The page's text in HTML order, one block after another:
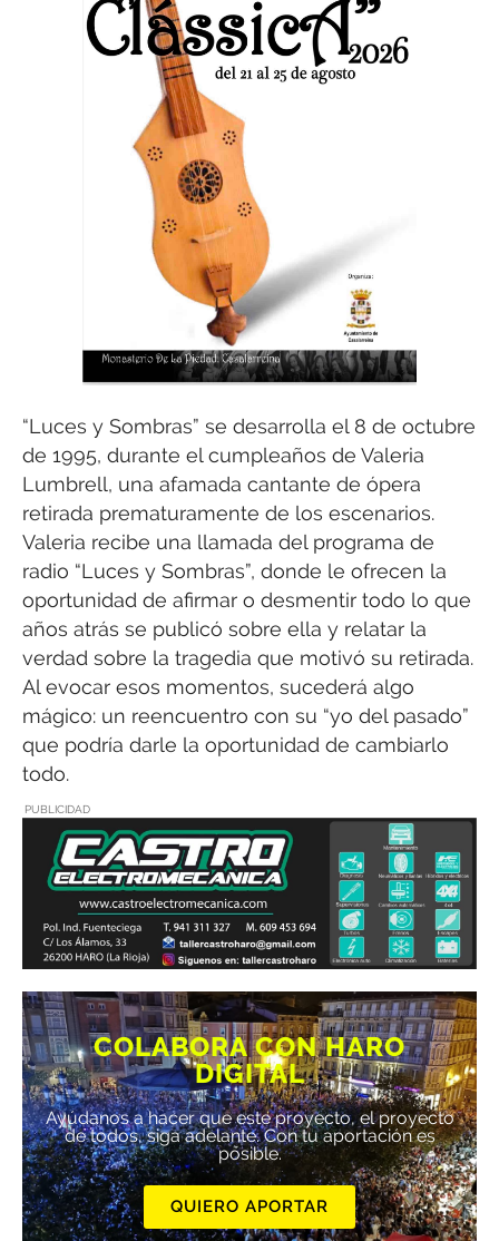
“Luces y Sombras” se desarrolla el 8 de octubre
de 1995, durante el cumpleaños de Valeria
Lumbrell, una afamada cantante de ópera
retirada prematuramente de los escenarios.
Valeria recibe una llamada del programa de
radio “Luces y Sombras”, donde le ofrecen la
oportunidad de afirmar o desmentir todo lo que
años atrás se publicó sobre ella y relatar la
verdad sobre la tragedia que motivó su retirada.
Al evocar esos momentos, sucederá algo
mágico: un reencuentro con su “yo del pasado”
que podría darle la oportunidad de cambiarlo
todo.
PUBLICIDAD
COLABORA CON HARO
DIGITAL
Ayúdanos a hacer que este proyecto, el proyecto
de todos, siga adelante. Con tu aportación es
posible.
QUIERO APORTAR